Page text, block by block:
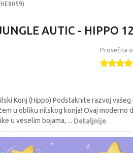
AUTIC - HIPPO
Prosečna
Konj (Hippo) Podstaknite razvoj vašeg
u obliku nilskog konja! Ovaj moderno
u veselim bojama, ... Detaljnije